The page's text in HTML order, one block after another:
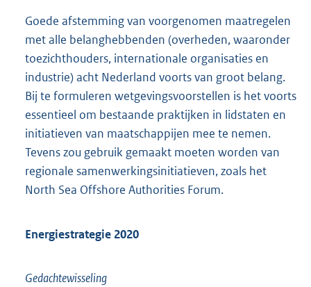
Goede afstemming van voorgenomen maatregelen
met alle belanghebbenden (overheden, waaronder
toezichthouders, internationale organisaties en
industrie) acht Nederland voorts van groot belang.
Bij te formuleren wetgevingsvoorstellen is het voorts
essentieel om bestaande praktijken in lidstaten en
initiatieven van maatschappijen mee te nemen.
Tevens zou gebruik gemaakt moeten worden van
regionale samenwerkingsinitiatieven, zoals het
North Sea Offshore Authorities Forum.
Energiestrategie 2020
Gedachtewisseling